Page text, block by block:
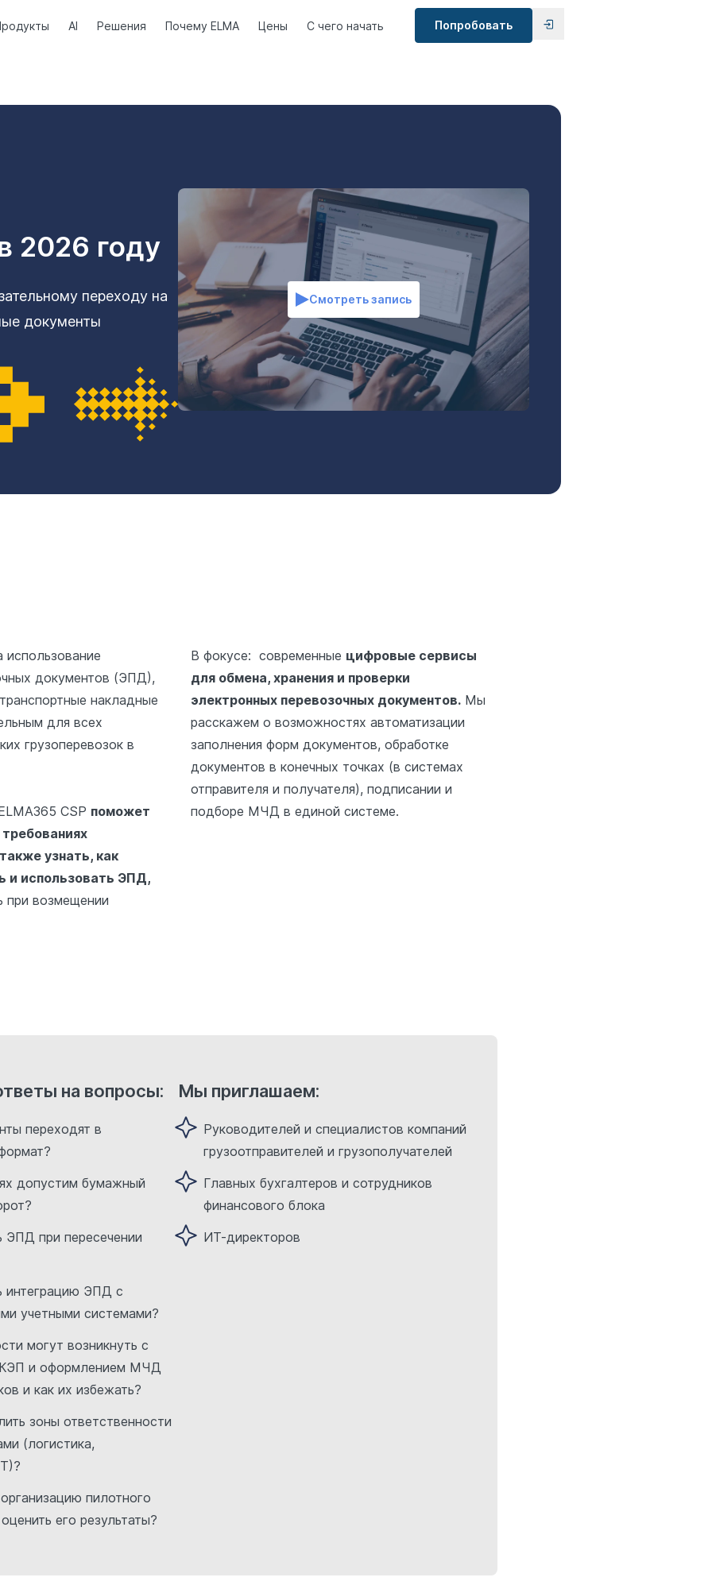
AI Решения Почему ELMA Цены С чего начать Попробовать
2026 году
переходу на
документы
Смотреть запись
использование
документов (ЭПД),
накладные
для всех
грузоперевозок в
CSP поможет
узнать, как
и использовать ЭПД,
при возмещении
В фокусе: современные цифровые сервисы
для обмена, хранения и проверки
электронных перевозочных документов.Мы
расскажем о возможностях автоматизации
заполнения форм документов, обработке
документов в конечных точках (в системах
отправителя и получателя), подписании и
подборе МЧД в единой системе.
на вопросы:
переходят в
допустим бумажный
ЭПД при пересечении
интеграцию ЭПД с
учетными системами?
могут возникнуть с
и оформлением МЧД
и как их избежать?
зоны ответственности
(логистика,
пилотного
его результаты?
Мы приглашаем:
Руководителей и специалистов компаний
грузоотправителей и грузополучателей
Главных бухгалтеров и сотрудников
финансового блока
ИТ-директоров